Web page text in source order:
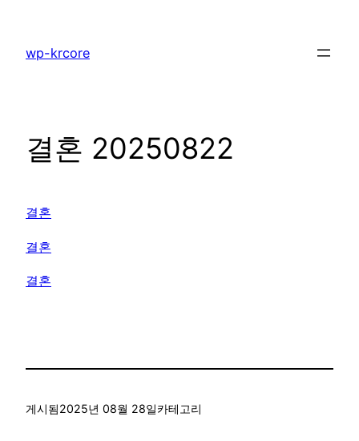
wp-krcore
결혼 20250822
결혼
결혼
결혼
게시됨2025년 08월 28일카테고리